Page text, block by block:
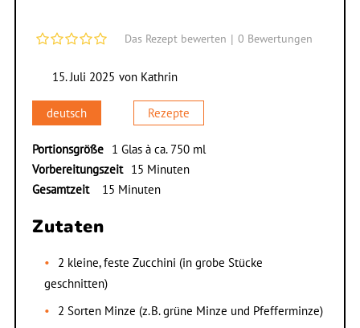
Das Rezept bewerten | 0 Bewertungen
15. Juli 2025 von Kathrin
deutsch Rezepte
Portionsgröße 1 Glas à ca. 750 ml
Vorbereitungszeit 15 Minuten
Gesamtzeit
15 Minuten
Zutaten
2 kleine, feste Zucchini (in grobe Stücke
geschnitten)
2 Sorten Minze (z. B. grüne Minze und Pfefferminze)